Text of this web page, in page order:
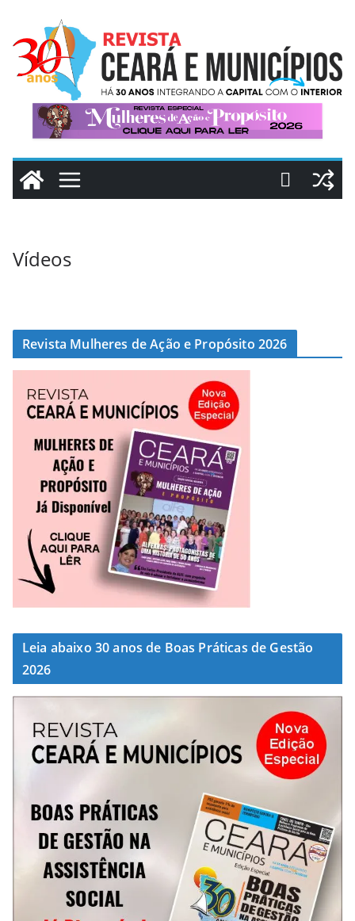
Vídeos
Revista Mulheres de Ação e Propósito 2026
Leia abaixo 30 anos de Boas Práticas de Gestão
2026